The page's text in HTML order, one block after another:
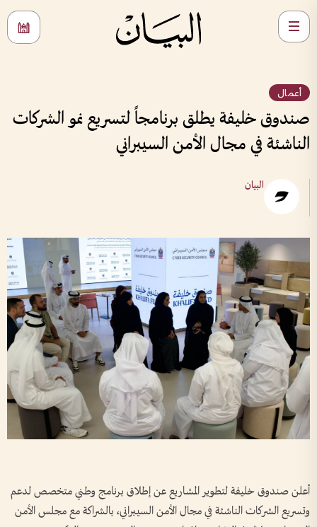
أعمال
صندوق خليفة يطلق برنامجاً لتسريع نمو الشركات
الناشئة في مجال الأمن السيبراني
البيان
أعلن صندوق خليفة لتطوير المشاريع عن إطلاق برنامج وطني متخصص لدعم
وتسريع الشركات الناشئة في مجال الأمن السيبراني، بالشراكة مع مجلس الأمن